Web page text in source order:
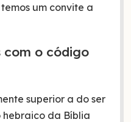
um convite a
com o código
superior a do ser
da Bíblia